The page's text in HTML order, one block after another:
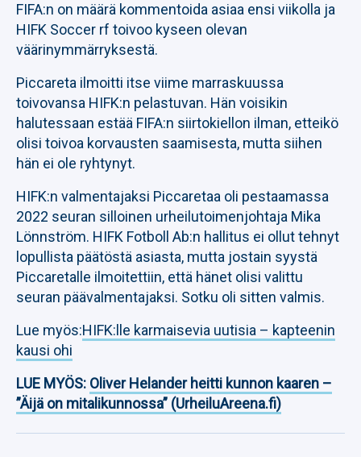
FIFA:n on määrä kommentoida asiaa ensi viikolla ja
HIFK Soccer rf toivoo kyseen olevan
väärinymmärryksestä.
Piccareta ilmoitti itse viime marraskuussa
toivovansa HIFK:n pelastuvan. Hän voisikin
halutessaan estää FIFA:n siirtokiellon ilman, etteikö
olisi toivoa korvausten saamisesta, mutta siihen
hän ei ole ryhtynyt.
HIFK:n valmentajaksi Piccaretaa oli pestaamassa
2022 seuran silloinen urheilutoimenjohtaja Mika
Lönnström. HIFK Fotboll Ab:n hallitus ei ollut tehnyt
lopullista päätöstä asiasta, mutta jostain syystä
Piccaretalle ilmoitettiin, että hänet olisi valittu
seuran päävalmentajaksi. Sotku oli sitten valmis.
Lue myös:HIFK:lle karmaisevia uutisia – kapteenin
kausi ohi
LUE MYÖS: Oliver Helander heitti kunnon kaaren –
”Äijä on mitalikunnossa” (UrheiluAreena.fi)